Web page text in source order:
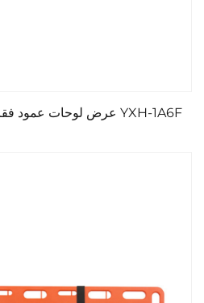
YXH-1A6F عرض لوحات عمود فقري بلاستيكية عالية الجودة